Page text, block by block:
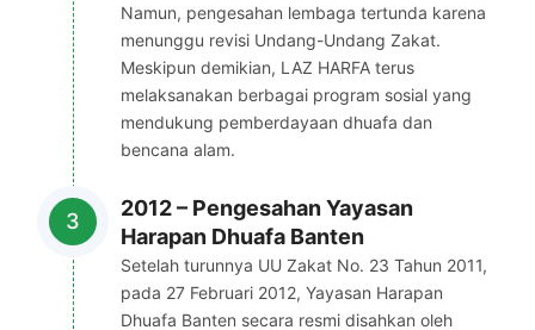
Namun, pengesahan lembaga tertunda karena
menunggu revisi Undang-Undang Zakat.
Meskipun demikian, LAZ HARFA terus
melaksanakan berbagai program sosial yang
mendukung pemberdayaan dhuafa dan
bencana alam.
2012 – Pengesahan Yayasan
Harapan Dhuafa Banten
Setelah turunnya UU Zakat No. 23 Tahun 2011,
pada 27 Februari 2012, Yayasan Harapan
Dhuafa Banten secara resmi disahkan oleh